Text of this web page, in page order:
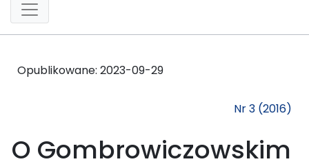
Opublikowane: 2023-09-29
Nr 3 (2016)
O Gombrowiczowskim